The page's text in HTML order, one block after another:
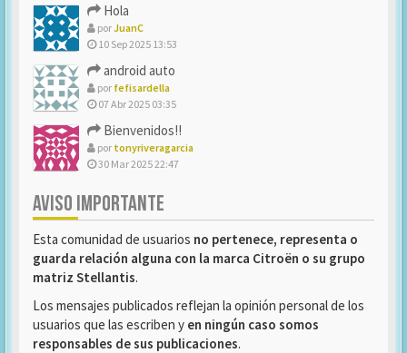
Hola
porJuanC
10 Sep 2025 13:53
android auto
por fefisardella
07 Abr 2025 03:35
Bienvenidos!!
por tonyriveragarcia
30 Mar 2025 22:47
AVISO IMPORTANTE
Esta comunidad de usuarios no pertenece, representa o
guarda relación alguna con la marca Citroën o su grupo
matriz Stellantis.
Los mensajes publicados reflejan la opinión personal de los
usuarios que las escriben y en ningún caso somos
responsables de sus publicaciones.